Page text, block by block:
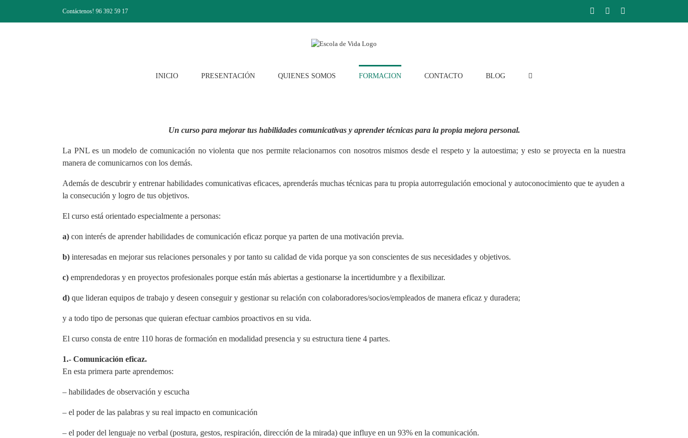
contenido
Contáctenos! 96 392 59 17 FacebookInstagram
INICIO PRESENTACIÓN QUIENES SOMOS FORMACION CONTACTO BLOG
Un curso para mejorar tus habilidades comunicativas y aprender técnicas para la propia mejora personal.
La PNLes un modelo de comunicación no violenta que nos permite relacionarnos con nosotros mismos desde el respeto y la autoestima; y esto se proyecta en la nuestra
manera de comunicarnos con los demás.
Además de descubrir y entrenar habilidades comunicativas eficaces, aprenderás muchas técnicas para tu propia autorregulación emocional y autoconocimiento que te ayuden a
la consecución y logro de tus objetivos.
El curso está orientado especialmente a personas:
a) con interés de aprender habilidades de comunicación eficaz porque ya parten de una motivación previa.
b) interesadas en mejorar sus relaciones personales y por tanto su calidad de vida porque ya son conscientes de sus necesidades y objetivos.
c) emprendedoras y en proyectos profesionales porque están más abiertas a gestionarse la incertidumbre y a flexibilizar.
d) que lideran equipos de trabajo y deseen conseguir y gestionar su relación con colaboradores/socios/empleados de manera eficaz y duradera;
y a todo tipo de personas que quieran efectuar cambios proactivos en su vida.
El curso consta de entre 110 horas de formación en modalidad presencia y su estructura tiene 4 partes.
1.- Comunicación eficaz.
En esta primera parte aprendemos:
– habilidades de observación y escucha
– el poder de las palabras y su real impacto en comunicación
– el poder del lenguaje no verbal (postura, gestos, respiración, dirección de la mirada) que influye en un 93% en la comunicación.